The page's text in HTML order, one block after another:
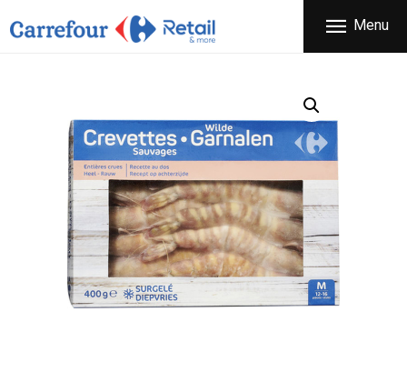
Menu
CARREFOUR
ΕΤΑΙΡΕΙΑ
ΠΡΟΪΟΝΤΑ
ΠΡΟΣΦΟΡΕΣ
FRANCHISE
ΝΕΑ
ΕΠΙΚΟΙΝΩΝΙΑ